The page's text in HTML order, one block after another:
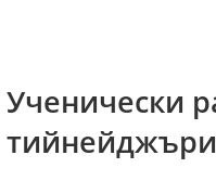
Ученически
тийнейджъри